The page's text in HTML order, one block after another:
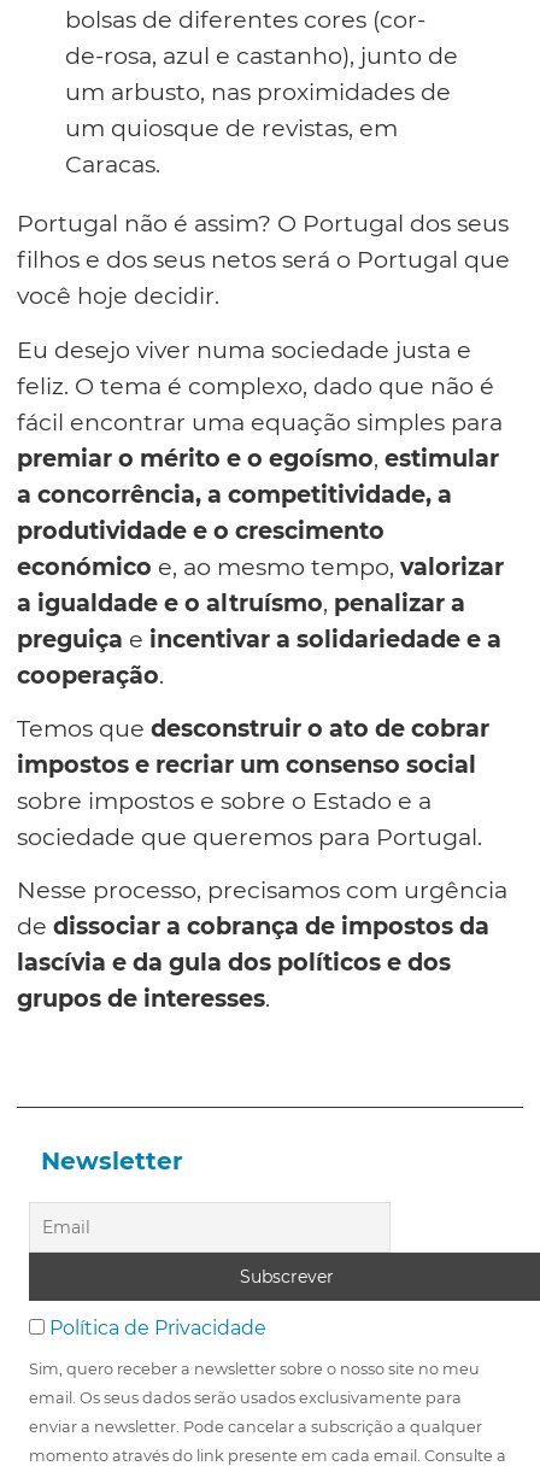
bolsas de diferentes cores (cor-
de-rosa, azul e castanho), junto de
um arbusto, nas proximidades de
um quiosque de revistas, em
Caracas.
Portugal não é assim? O Portugal dos seus
filhos e dos seus netos será o Portugal que
você hoje decidir.
Eu desejo viver numa sociedade justa e
feliz. O tema é complexo, dado que não é
fácil encontrar uma equação simples para
premiar o mérito e o egoísmo, estimular
a concorrência, a competitividade, a
produtividade e o crescimento
económico e, ao mesmo tempo, valorizar
a igualdade e o altruísmo, penalizar a
preguiça e incentivar a solidariedade e a
cooperação.
Temos que desconstruir o ato de cobrar
impostos e recriar um consenso social
sobre impostos e sobre o Estado e a
sociedade que queremos para Portugal.
Nesse processo, precisamos com urgência
de dissociar a cobrança de impostos da
lascívia e da gula dos políticos e dos
grupos de interesses.
Newsletter
Política de Privacidade
Sim, quero receber a newsletter sobre o nosso site no meu
email. Os seus dados serão usados exclusivamente para
enviar a newsletter. Pode cancelar a subscrição a qualquer
momento através do link presente em cada email. Consulte a